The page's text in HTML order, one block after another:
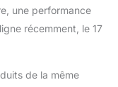
une performance
récemment, le 17
de la même